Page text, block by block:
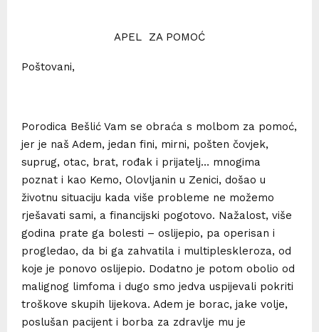
APEL ZA POMOĆ
Poštovani,
Porodica Bešlić Vam se obraća s molbom za pomoć,
jer je naš Adem, jedan fini, mirni, pošten čovjek,
suprug, otac, brat, rođak i prijatelj… mnogima
poznat i kao Kemo, Olovljanin u Zenici, došao u
životnu situaciju kada više probleme ne možemo
rješavati sami, a financijski pogotovo. Nažalost, više
godina prate ga bolesti – oslijepio, pa operisan i
progledao, da bi ga zahvatila i multipleskleroza, od
koje je ponovo oslijepio. Dodatno je potom obolio od
malignog limfoma i dugo smo jedva uspijevali pokriti
troškove skupih lijekova. Adem je borac, jake volje,
poslušan pacijent i borba za zdravlje mu je